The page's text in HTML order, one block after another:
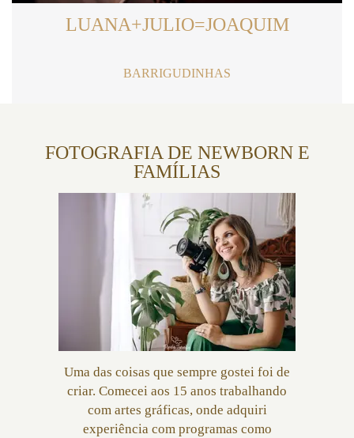
LUANA+JULIO=JOAQUIM
BARRIGUDINHAS
FOTOGRAFIA DE NEWBORN E
FAMÍLIAS
Uma das coisas que sempre gostei foi de
criar. Comecei aos 15 anos trabalhando
com artes gráficas, onde adquiri
experiência com programas como